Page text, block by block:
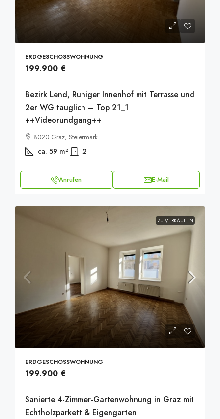
ERDGESCHOSSWOHNUNG
199.900 €
Bezirk Lend, Ruhiger Innenhof mit Terrasse und
2er WG tauglich – Top 21_1
++Videorundgang++
8020 Graz, Steiermark
ca. 59 m² 2
Anrufen E-Mail
ZU VERKAUFEN
ERDGESCHOSSWOHNUNG
199.900 €
Sanierte 4-Zimmer-Gartenwohnung in Graz mit
Echtholzparkett & Eigengarten